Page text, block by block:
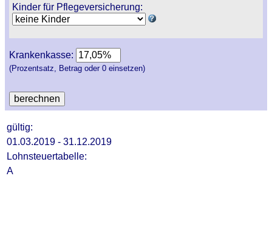
Kinder für Pflegeversicherung:
Krankenkasse:
(Prozentsatz, Betrag oder 0 einsetzen)
gültig:
01.03.2019 - 31.12.2019
Lohnsteuertabelle:
A